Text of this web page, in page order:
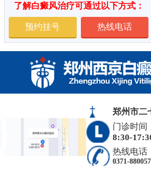
了解白癜风治疗可通过以下方式：
预约挂号 热线电话
郑州市二
门诊时间
8:30-
热线电话
0371-